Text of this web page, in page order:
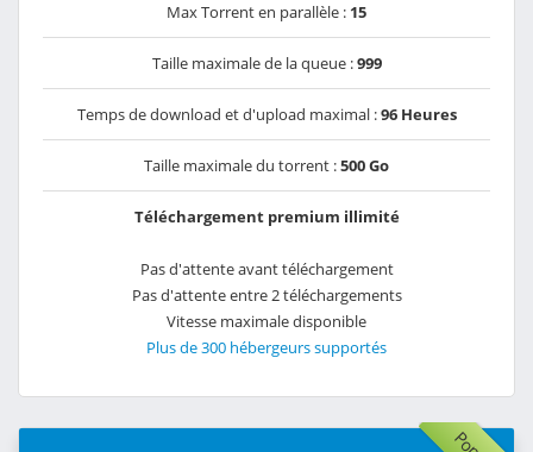
Max Torrent en parallèle : 15
Taille maximale de la queue :999
Temps de download et d'upload maximal :96 Heures
Taille maximale du torrent :500 Go
Téléchargement premium illimité
Pas d'attente avant téléchargement
Pas d'attente entre 2 téléchargements
Vitesse maximale disponible
Plus de 300 hébergeurs supportés